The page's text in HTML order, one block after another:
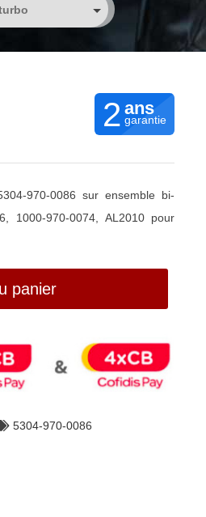
2 ans
garantie
970-0086 sur ensemble bi-
1000-970-0074, AL2010 pour
panier
5304-970-0086